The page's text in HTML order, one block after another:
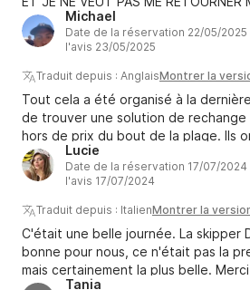
249 €. CE TYPE VA VOUS ARNAQUER
Michael
Date de la réservation 22/05/
l'avis 23/05/2025
Traduit depuis : AnglaisMontrer la
Tout cela a été organisé à la
de trouver une solution de rechange
hors de prix du bout de la plage. Ils
préavis d'une heure. Le skipper était
drôle et, à la fin, nous sommes
jouait de la bonne musique et
sites environnants. C'était l'une des
de ma vie. N'hésitez pas.
Lucie
Date de la réservation 17/07/
l'avis 17/07/2024
Traduit depuis : ItalienMontrer la
C'était une belle journée. La skipper
bonne pour nous, ce n'était pas la
mais certainement la plus belle.
Tania